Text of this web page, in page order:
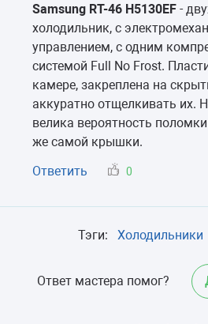
Samsung RT-46 H5130EF -
холодильник, с
управлением, с одним
системой Full No Frost.
камере, закреплена на
аккуратно отщелкивать их.
велика вероятность
же самой крышки.
Ответить
0
Тэги: Холодильники
Ответ мастера помог?